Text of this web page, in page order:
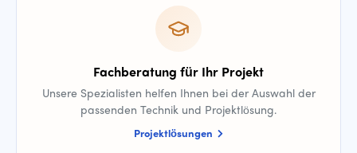
Fachberatung für Ihr Projekt
Unsere Spezialisten helfen Ihnen bei der Auswahl der
passenden Technik und Projektlösung.
Projektlösungen